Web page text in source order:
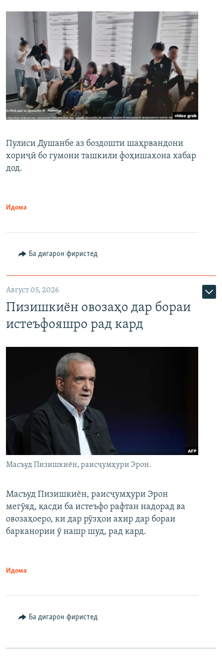
Пулиси Душанбе аз боздошти шаҳрвандони
хориҷӣ бо гумони ташкили фоҳишахона хабар
дод.
Идома
Ба дигарон фиристед
Август 05, 2026
Пизишкиён овозаҳо дар бораи
истеъфояшро рад кард
Масъуд Пизишкиён, раисҷумҳури Эрон.
Масъуд Пизишкиён, раисҷумҳури Эрон
мегӯяд, қасди ба истеъфо рафтан надорад ва
овозаҳоеро, ки дар рӯзҳои ахир дар бораи
барканории ӯ нашр шуд, рад кард.
Идома
Ба дигарон фиристед